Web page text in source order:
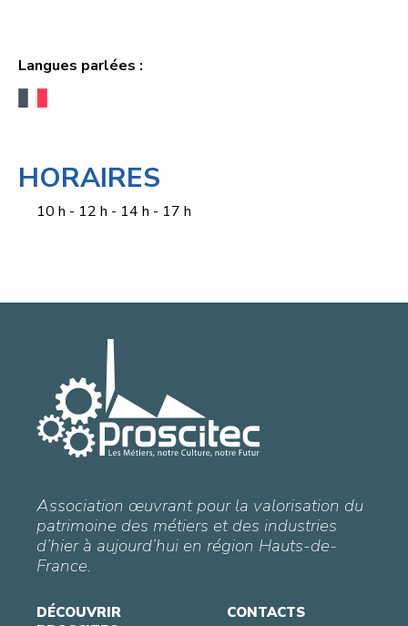
Langues parlées :
HORAIRES
10 h - 12 h - 14 h - 17 h
Association œuvrant pour la valorisation du
patrimoine des métiers et des industries
d’hier à aujourd’hui en région Hauts-de-
France.
DÉCOUVRIR
CONTACTS